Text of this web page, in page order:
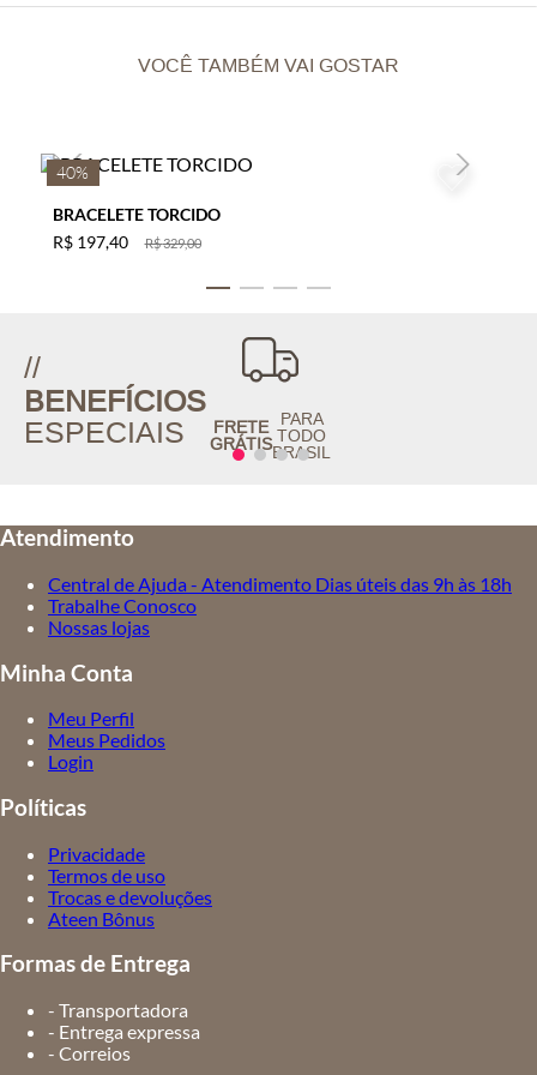
VOCÊ TAMBÉM VAI GOSTAR
40%
BRACELETE TORCIDO
R$329,00
R$ 197,40
//
BENEFÍCIOS
ESPECIAIS
FRETE
GRÁTIS
PARA
TODO
BRASIL
Atendimento
Central de Ajuda - Atendimento Dias úteis das 9h às 18h
Trabalhe Conosco
Nossas lojas
Minha Conta
Meu Perfil
Meus Pedidos
Login
Políticas
Privacidade
Termos de uso
Trocas e devoluções
Ateen Bônus
Formas de Entrega
- Transportadora
- Entrega expressa
- Correios